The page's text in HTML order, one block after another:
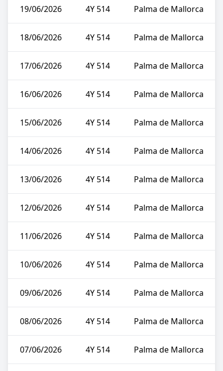
19/06/2026 4Y 514 Palma de Mallorca
18/06/2026 4Y 514 Palma de Mallorca
17/06/2026 4Y 514 Palma de Mallorca
16/06/2026 4Y 514 Palma de Mallorca
15/06/2026 4Y 514 Palma de Mallorca
14/06/2026 4Y 514 Palma de Mallorca
13/06/2026 4Y 514 Palma de Mallorca
12/06/2026 4Y 514 Palma de Mallorca
11/06/2026 4Y 514 Palma de Mallorca
10/06/2026 4Y 514 Palma de Mallorca
09/06/2026 4Y 514 Palma de Mallorca
08/06/2026 4Y 514 Palma de Mallorca
07/06/2026 4Y 514 Palma de Mallorca